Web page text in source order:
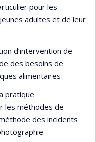
pour les
adultes et de leur
d’intervention de
des besoins de
alimentaires
pratique
les méthodes de
des incidents